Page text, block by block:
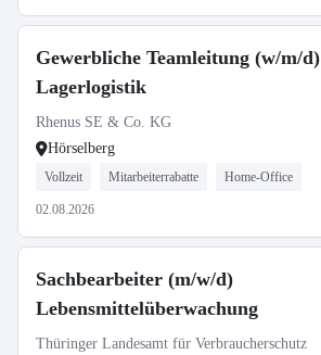
Gewerbliche Teamleitung (w/m/d)
Lagerlogistik
Rhenus SE & Co. KG
Hörselberg
Vollzeit Mitarbeiterrabatte Home-Office
02.08.2026
Sachbearbeiter (m/w/d)
Lebensmittelüberwachung
Thüringer Landesamt für Verbraucherschutz